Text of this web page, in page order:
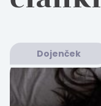
Dojenček